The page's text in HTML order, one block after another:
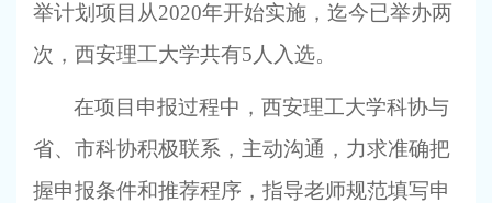
举计划项目从2020年开始实施，迄今已举办两
次，西安理工大学共有5人入选。
在项目申报过程中，西安理工大学科协与
省、市科协积极联系，主动沟通，力求准确把
握申报条件和推荐程序，指导老师规范填写申